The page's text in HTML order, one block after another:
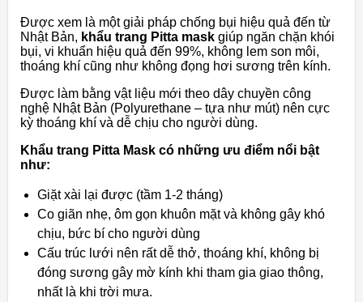
Được xem là một giải pháp chống bụi hiệu quả đến từ
Nhật Bản, khẩu trang Pitta mask giúp ngăn chặn khói
bụi, vi khuẩn hiệu quả đến 99%, không lem son môi,
thoáng khí cũng như không đọng hơi sương trên kính.
Được làm bằng vật liệu mới theo dây chuyền công
nghệ Nhật Bản (Polyurethane – tựa như mút) nên cực
kỳ thoáng khí và dễ chịu cho người dùng.
Khẩu trang Pitta Mask có những ưu điểm nổi bật
như:
Giặt xài lại được (tầm 1-2 tháng)
Co giãn nhẹ, ôm gọn khuôn mặt và không gây khó
chịu, bức bí cho người dùng
Cấu trúc lưới nên rất dễ thở, thoáng khí, không bị
đóng sương gây mờ kính khi tham gia giao thông,
nhất là khi trời mưa.